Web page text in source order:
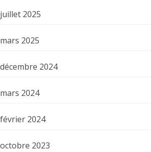
juillet 2025
mars 2025
décembre 2024
mars 2024
février 2024
octobre 2023